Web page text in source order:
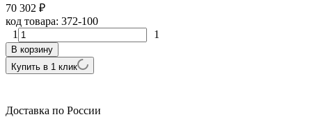
70 302 ₽
код товара: 372-100
1
1
В корзину
Купить в 1 клик
Доставка по России